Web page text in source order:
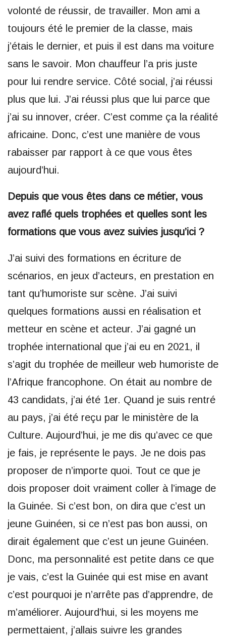
volonté de réussir, de travailler. Mon ami a
toujours été le premier de la classe, mais
j’étais le dernier, et puis il est dans ma voiture
sans le savoir. Mon chauffeur l’a pris juste
pour lui rendre service. Côté social, j’ai réussi
plus que lui. J’ai réussi plus que lui parce que
j’ai su innover, créer. C’est comme ça la réalité
africaine. Donc, c’est une manière de vous
rabaisser par rapport à ce que vous êtes
aujourd’hui.
Depuis que vous êtes dans ce métier, vous
avez raflé quels trophées et quelles sont les
formations que vous avez suivies jusqu’ici ?
J’ai suivi des formations en écriture de
scénarios, en jeux d’acteurs, en prestation en
tant qu’humoriste sur scène. J’ai suivi
quelques formations aussi en réalisation et
metteur en scène et acteur. J’ai gagné un
trophée international que j’ai eu en 2021, il
s’agit du trophée de meilleur web humoriste de
l’Afrique francophone. On était au nombre de
43 candidats, j’ai été 1er. Quand je suis rentré
au pays, j’ai été reçu par le ministère de la
Culture. Aujourd’hui, je me dis qu’avec ce que
je fais, je représente le pays. Je ne dois pas
proposer de n’importe quoi. Tout ce que je
dois proposer doit vraiment coller à l’image de
la Guinée. Si c’est bon, on dira que c’est un
jeune Guinéen, si ce n’est pas bon aussi, on
dirait également que c’est un jeune Guinéen.
Donc, ma personnalité est petite dans ce que
je vais, c’est la Guinée qui est mise en avant
c’est pourquoi je n’arrête pas d’apprendre, de
m’améliorer. Aujourd’hui, si les moyens me
permettaient, j’allais suivre les grandes